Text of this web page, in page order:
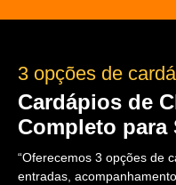
3 opções de
Cardápios de
Completo para
“Oferecemos 3 opções de
entradas,